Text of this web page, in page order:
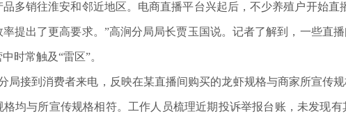
销往淮安和邻近地区。电商直播平台兴起后，不少养殖户开始直
提出了更高要求。”高涧分局局长贾玉国说。记者了解到，一些直
时常触及“雷区”。
接到消费者来电，反映在某直播间购买的龙虾规格与商家所宣传
格均与所宣传规格相符。工作人员梳理近期投诉举报台账，未发现